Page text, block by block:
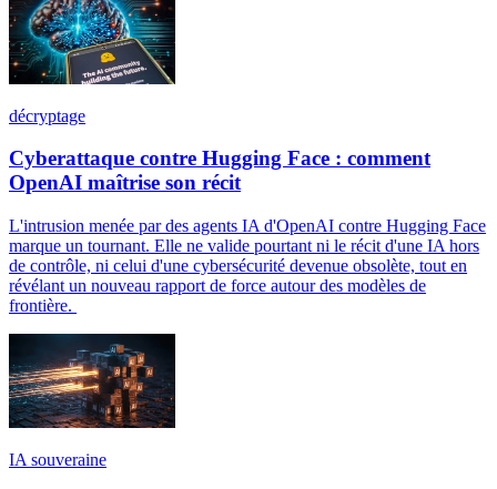
décryptage
Cyberattaque contre Hugging Face : comment
OpenAI maîtrise son récit
L'intrusion menée par des agents IA d'OpenAI contre Hugging Face
marque un tournant. Elle ne valide pourtant ni le récit d'une IA hors
de contrôle, ni celui d'une cybersécurité devenue obsolète, tout en
révélant un nouveau rapport de force autour des modèles de
frontière.
IA souveraine